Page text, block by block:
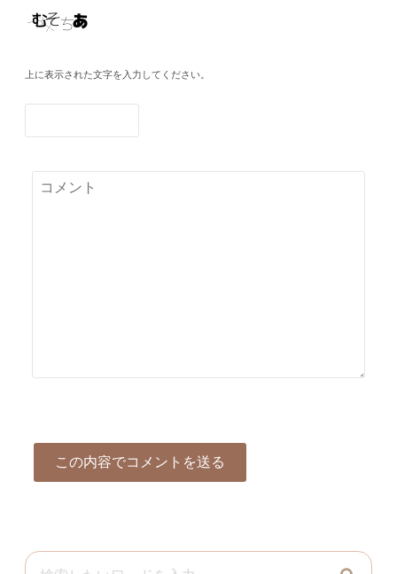
上に表示された文字を入力してください。